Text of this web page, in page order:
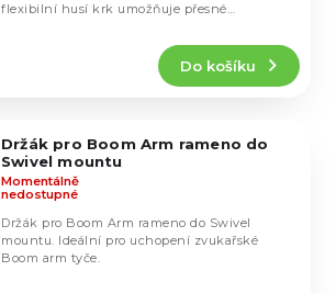
Do košíku
flexibilní husí krk umožňuje přesné
Držák pro Boom Arm rameno do
Swivel mountu
Momentálně
nedostupné
Držák pro Boom Arm rameno do Swivel
mountu. Ideální pro uchopení zvukařské
Boom arm tyče.